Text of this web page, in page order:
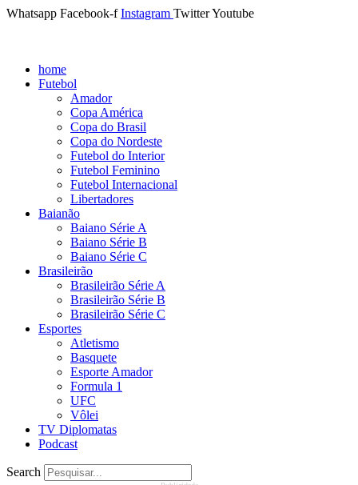
Whatsapp Facebook-f Instagram TwitterYoutube
home
Futebol
Amador
Copa América
Copa do Brasil
Copa do Nordeste
Futebol do Interior
Futebol Feminino
Futebol Internacional
Libertadores
Baianão
Baiano Série A
Baiano Série B
Baiano Série C
Brasileirão
Brasileirão Série A
Brasileirão Série B
Brasileirão Série C
Esportes
Atletismo
Basquete
Esporte Amador
Formula 1
UFC
Vôlei
TV Diplomatas
Podcast
Search